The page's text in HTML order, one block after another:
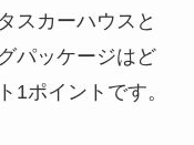
スカーハウスと
パッケージはど
1ポイントです。